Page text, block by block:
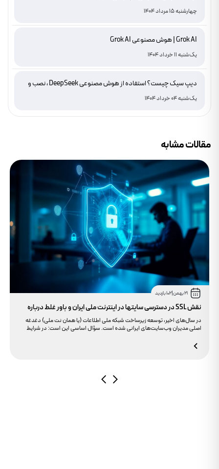
چهارشنبه 15 مرداد 1404
Grok AI | هوش مصنوعی Grok AI
یک‌شنبه 11 خرداد 1404
دیپ سیک چیست؟ استفاده از هوش مصنوعی DeepSeek ، نصب و
دانلود
یک‌شنبه 04 خرداد 1404
مقالات مشابه
21 بهمن |102 بازدید
نقش SSL در دسترسی سایتها در اینترنت ملی ایران و باور غلط درباره
دامنه های IR
در سال‌های اخیر، توسعه زیرساخت شبکه ملی اطلاعات (یا همان نت ملی) دغدغه
اصلی مدیران وب‌سایت‌های ایرانی شده است. سؤال اساسی این است: در شرایط